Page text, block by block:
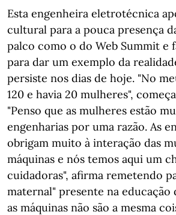
Esta engenheira eletrotécnica
cultural para a pouca presença
palco como o do Web Summit e
para dar um exemplo da
persiste nos dias de hoje. "No
120 e havia 20 mulheres",
"Penso que as mulheres estão
engenharias por uma razão. As
obrigam muito à interação das
máquinas e nós temos aqui um
cuidadoras", afirma remetendo
maternal" presente na educação
as máquinas não são a mesma